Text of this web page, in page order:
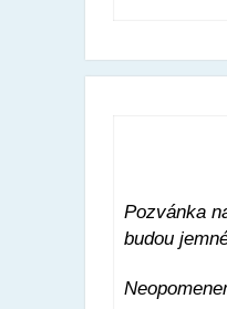
Pozvánka
budou